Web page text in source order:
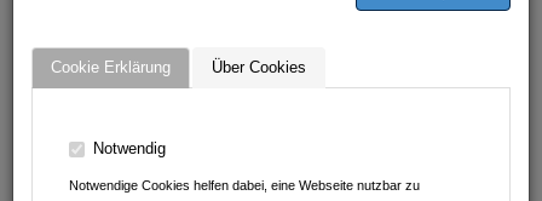
Cookie Erklärung Über Cookies
Notwendig
Notwendige Cookies helfen dabei, eine Webseite nutzbar zu
Am Schafgarten 5/1
Bad Rappenau